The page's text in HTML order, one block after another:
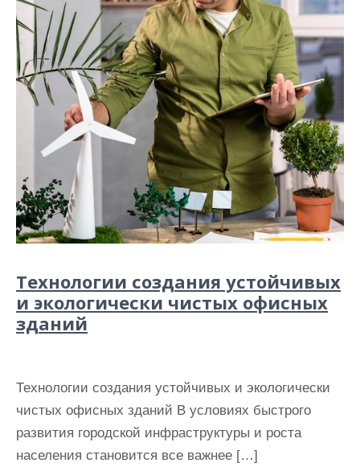
Технологии создания устойчивых
и экологически чистых офисных
зданий
Технологии создания устойчивых и экологически
чистых офисных зданий В условиях быстрого
развития городской инфраструктуры и роста
населения становится все важнее […]